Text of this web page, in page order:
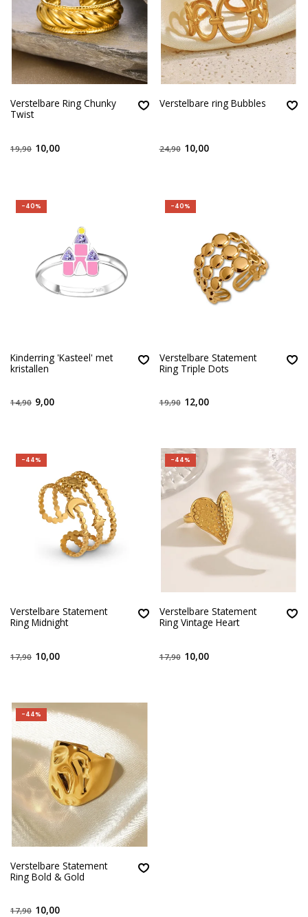
Verstelbare Ring Chunky
Twist
19,90 10,00
Verstelbare ring Bubbles
24,90 10,00
-40%
Kinderring 'Kasteel' met
kristallen
14,90 9,00
-40%
Verstelbare Statement
Ring Triple Dots
19,90 12,00
-44%
Verstelbare Statement
Ring Midnight
17,90 10,00
-44%
Verstelbare Statement
Ring Vintage Heart
17,90 10,00
-44%
Verstelbare Statement
Ring Bold & Gold
17,90 10,00